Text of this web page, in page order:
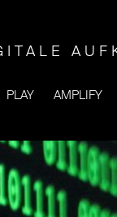
PLAY AMPLIFY